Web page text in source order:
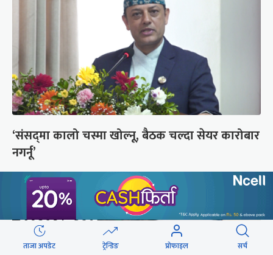
‘संसद्‍मा कालो चस्मा खोल्नू, बैठक चल्दा सेयर कारोबार
नगर्नू’
ताजा अपडेट ट्रेन्डिङ प्रोफाइल सर्च